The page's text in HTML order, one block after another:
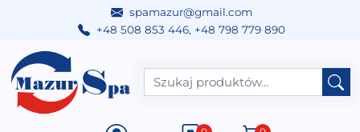
spamazur@gmail.com
+48 508 853 446, +48 798 779 890
Przejdź do treści
Main Navigation